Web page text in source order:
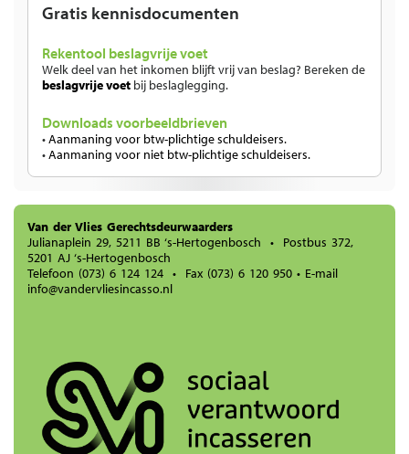
Gratis kennisdocumenten
Rekentool beslagvrije voet
Welk deel van het inkomen blijft vrij van beslag? Bereken de
beslagvrije voet bij beslaglegging.
Downloads voorbeeldbrieven
•Aanmaning voor btw-plichtige schuldeisers.
•Aanmaning voor niet btw-plichtige schuldeisers.
Van der Vlies Gerechtsdeurwaarders
Julianaplein 29, 5211 BB ‘s-Hertogenbosch • Postbus 372,
5201 AJ ‘s-Hertogenbosch
Telefoon (073) 6 124 124 • Fax (073) 6 120 950 • E-mail
info@vandervliesincasso.nl